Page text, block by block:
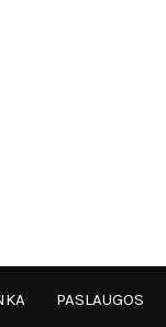
PASLAUGOS